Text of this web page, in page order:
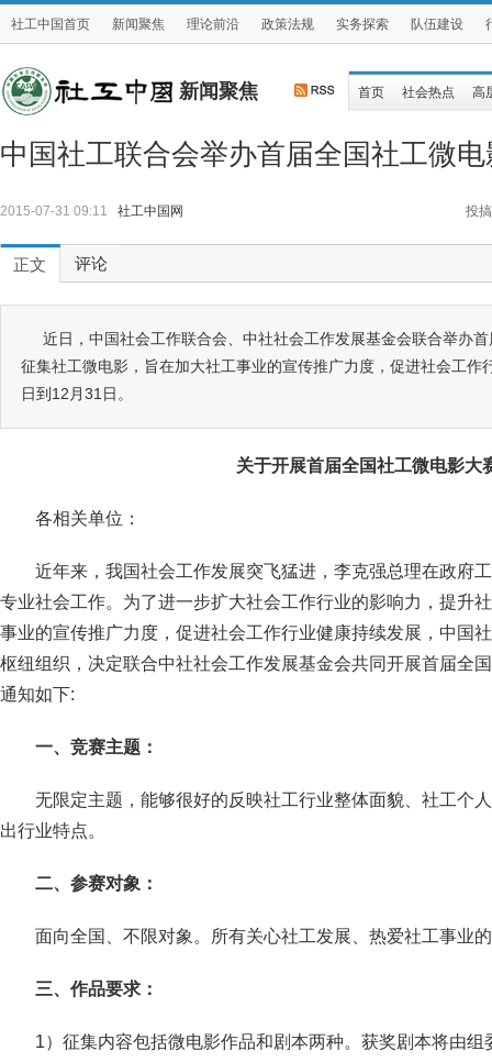
社工中国首页 新闻聚焦 理论前沿 政策法规 实务探索 队伍建设
新闻聚焦 首页 社会热点 高
中国社工联合会举办首届全国社工微
2015-07-31 09:11 社工中国网 投搞
正文 评论
近日，中国社会工作联合会、中社社会工作发展基金会联合举办
征集社工微电影，旨在加大社工事业的宣传推广力度，促进社会工作
日到12月31日。
关于开展首届全国社工微电影大
各相关单位：
近年来，我国社会工作发展突飞猛进，李克强总理在政府
专业社会工作。为了进一步扩大社会工作行业的影响力，提升
事业的宣传推广力度，促进社会工作行业健康持续发展，中国
枢纽组织，决定联合中社社会工作发展基金会共同开展首届全
通知如下:
一、竞赛主题：
无限定主题，能够很好的反映社工行业整体面貌、社工个
出行业特点。
二、参赛对象：
面向全国、不限对象。所有关心社工发展、热爱社工事业
三、作品要求：
1）征集内容包括微电影作品和剧本两种。获奖剧本将由